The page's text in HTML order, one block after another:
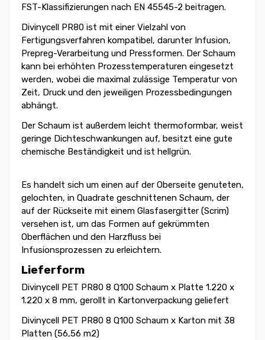
FST-Klassifizierungen nach EN 45545-2 beitragen.
Divinycell PR80 ist mit einer Vielzahl von
Fertigungsverfahren kompatibel, darunter Infusion,
Prepreg-Verarbeitung und Pressformen. Der Schaum
kann bei erhöhten Prozesstemperaturen eingesetzt
werden, wobei die maximal zulässige Temperatur von
Zeit, Druck und den jeweiligen Prozessbedingungen
abhängt.
Der Schaum ist außerdem leicht thermoformbar, weist
geringe Dichteschwankungen auf, besitzt eine gute
chemische Beständigkeit und ist hellgrün.
Es handelt sich um einen auf der Oberseite genuteten,
gelochten, in Quadrate geschnittenen Schaum, der
auf der Rückseite mit einem Glasfasergitter (Scrim)
versehen ist, um das Formen auf gekrümmten
Oberflächen und den Harzfluss bei
Infusionsprozessen zu erleichtern.
Lieferform
Divinycell PET PR80 8 Q100 Schaum x Platte 1.220 x
1.220 x 8 mm, gerollt in Kartonverpackung geliefert
Divinycell PET PR80 8 Q100 Schaum x Karton mit 38
Platten (56,56 m2)